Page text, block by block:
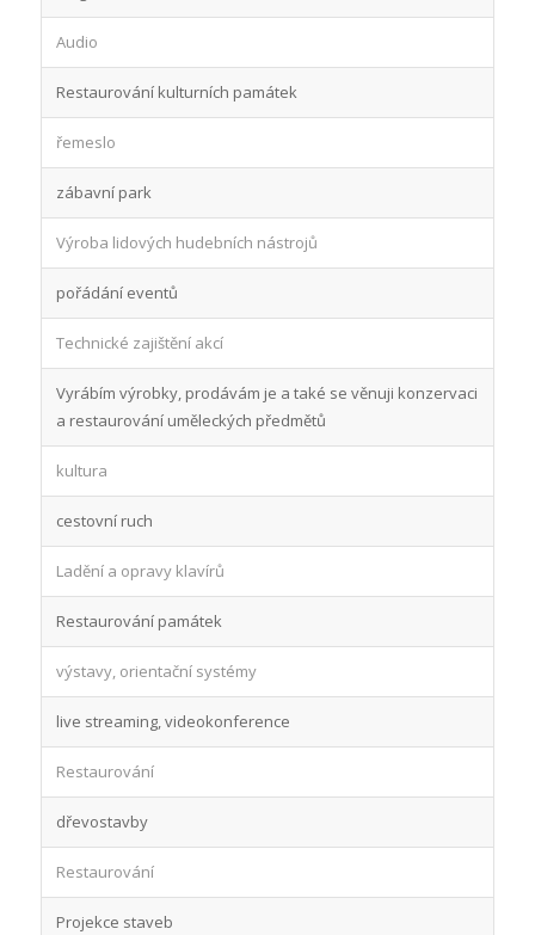
Audio
Restaurování kulturních památek
řemeslo
zábavní park
Výroba lidových hudebních nástrojů
pořádání eventů
Technické zajištění akcí
Vyrábím výrobky, prodávám je a také se věnuji konzervaci
a restaurování uměleckých předmětů
kultura
cestovní ruch
Ladění a opravy klavírů
Restaurování památek
výstavy, orientační systémy
live streaming, videokonference
Restaurování
dřevostavby
Restaurování
Projekce staveb